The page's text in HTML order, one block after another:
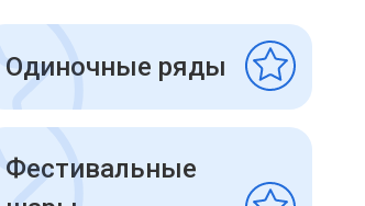
Одиночные ряды
Фестивальные